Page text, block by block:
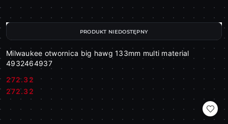
Milwaukee otwornica big hawg 133mm multi material
4932464937
Cena:
272.32
Cena:
272.32
PRODUKT NIEDOSTĘPNY